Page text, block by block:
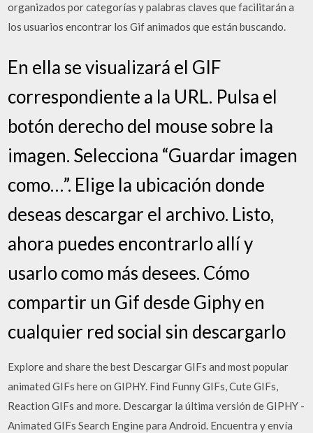
organizados por categorías y palabras claves que facilitarán a
los usuarios encontrar los Gif animados que están buscando.
En ella se visualizará el GIF
correspondiente a la URL. Pulsa el
botón derecho del mouse sobre la
imagen. Selecciona “Guardar imagen
como…”. Elige la ubicación donde
deseas descargar el archivo. Listo,
ahora puedes encontrarlo allí y
usarlo como más desees. Cómo
compartir un Gif desde Giphy en
cualquier red social sin descargarlo
Explore and share the best Descargar GIFs and most popular
animated GIFs here on GIPHY. Find Funny GIFs, Cute GIFs,
Reaction GIFs and more. Descargar la última versión de GIPHY -
Animated GIFs Search Engine para Android. Encuentra y envía